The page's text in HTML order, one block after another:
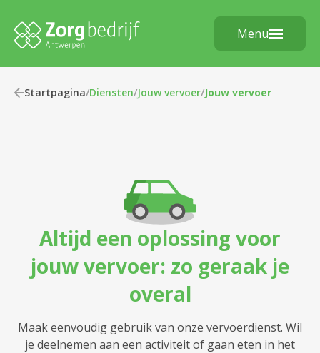
Menu
Startpagina/Diensten/Jouw vervoer/Jouw vervoer
Altijd een oplossing voor
jouw vervoer: zo geraak je
overal
Maak eenvoudig gebruik van onze vervoerdienst. Wil
je deelnemen aan een activiteit of gaan eten in het